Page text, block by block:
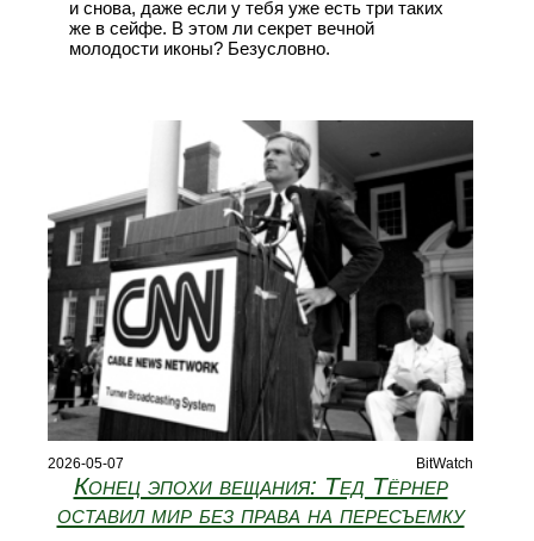
и снова, даже если у тебя уже есть три таких
же в сейфе. В этом ли секрет вечной
молодости иконы? Безусловно.
2026-05-07 BitWatch
Конец эпохи вещания: Тед Тёрнер
оставил мир без права на пересъемку